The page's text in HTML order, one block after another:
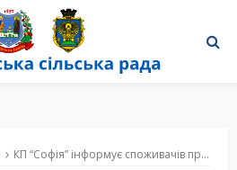
КП “Софія” інформує споживачів про намір зміни тарифів на комунальні послуги централізованого водопостачання та водовідведення